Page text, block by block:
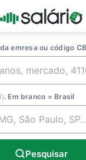
emresa ou código
. Em branco = Brasil
Pesquisar